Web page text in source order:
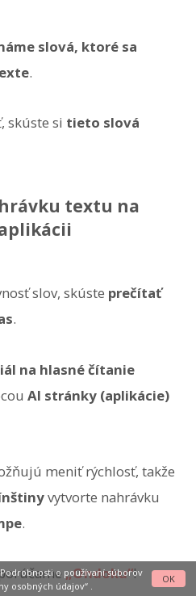
slová, ktoré sa
.
skúste si tieto slová
textu na
slov, skúste prečítať
.
na hlasné čítanie
AI stránky (aplikácie)
meniť rýchlosť, takže
vytvorte nahrávku
.
„Ondoku“!
o používaní súborov
osobných údajov“.
OK